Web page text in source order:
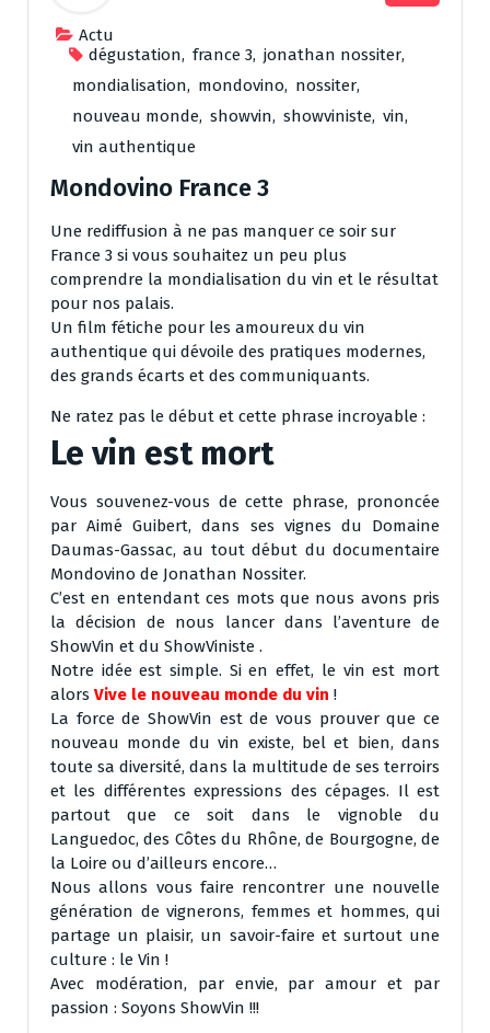
Actu
dégustation, france 3, jonathan nossiter,
mondialisation, mondovino, nossiter,
nouveau monde, showvin, showviniste, vin,
vin authentique
Mondovino France 3
Une rediffusion à ne pas manquer ce soir sur
France 3 si vous souhaitez un peu plus
comprendre la mondialisation du vin et le résultat
pour nos palais.
Un film fétiche pour les amoureux du vin
authentique qui dévoile des pratiques modernes,
des grands écarts et des communiquants.
Ne ratez pas le début et cette phrase incroyable :
Le vin est mort
Vous souvenez-vous de cette phrase, prononcée
par Aimé Guibert, dans ses vignes du Domaine
Daumas-Gassac, au tout début du documentaire
Mondovino de Jonathan Nossiter.
C’est en entendant ces mots que nous avons pris
la décision de nous lancer dans l’aventure de
ShowVin et du ShowViniste .
Notre idée est simple. Si en effet, le vin est mort
alors Vive le nouveau monde du vin !
La force de ShowVin est de vous prouver que ce
nouveau monde du vin existe, bel et bien, dans
toute sa diversité, dans la multitude de ses terroirs
et les différentes expressions des cépages. Il est
partout que ce soit dans le vignoble du
Languedoc, des Côtes du Rhône, de Bourgogne, de
la Loire ou d’ailleurs encore…
Nous allons vous faire rencontrer une nouvelle
génération de vignerons, femmes et hommes, qui
partage un plaisir, un savoir-faire et surtout une
culture : le Vin !
Avec modération, par envie, par amour et par
passion : Soyons ShowVin !!!